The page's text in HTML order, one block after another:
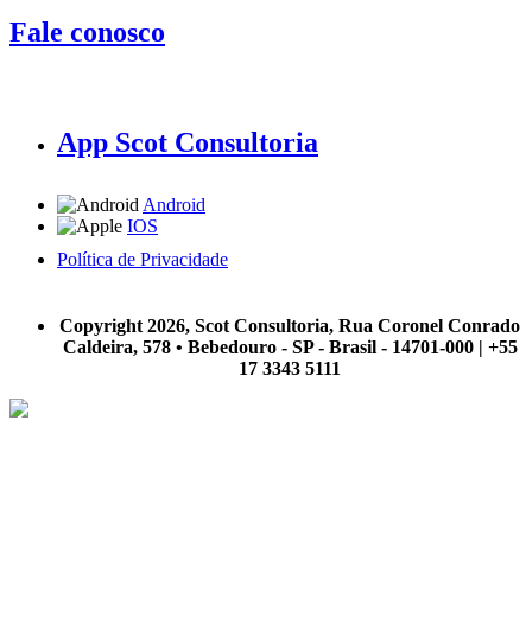
Fale conosco
App Scot Consultoria
Android
IOS
Política de Privacidade
Copyright 2026, Scot Consultoria, Rua Coronel Conrado
Caldeira, 578 • Bebedouro - SP - Brasil - 14701-000 | +55
17 3343 5111